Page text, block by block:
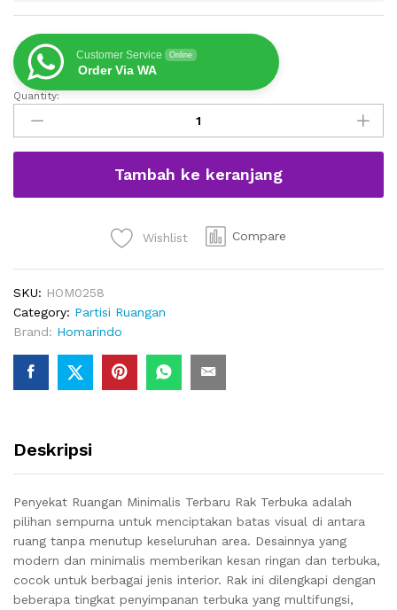
Customer Service Online
Order Via WA
Penyekat
Ruangan
Minimalis
Terbaru
Terbuka
Quantity:
Tambah ke keranjang
Wishlist Compare
SKU: HOM0258
Category: Partisi Ruangan
Brand: Homarindo
Deskripsi
Penyekat Ruangan Minimalis Terbaru Rak Terbuka adalah
pilihan sempurna untuk menciptakan batas visual di antara
ruang tanpa menutup keseluruhan area. Desainnya yang
modern dan minimalis memberikan kesan ringan dan terbuka,
cocok untuk berbagai jenis interior. Rak ini dilengkapi dengan
beberapa tingkat penyimpanan terbuka yang multifungsi,